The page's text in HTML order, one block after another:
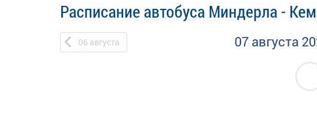
Расписание автобуса Миндерла -
06 августа 07 августа